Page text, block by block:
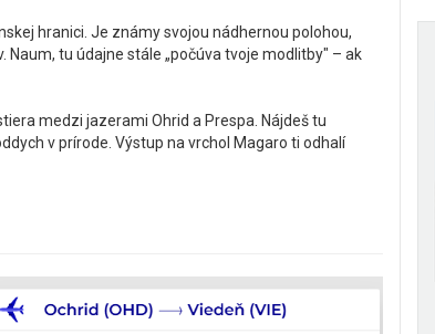
hranici. Je známy svojou nádhernou polohou,
tu údajne stále „počúva tvoje modlitby" – ak
medzi jazerami Ohrid a Prespa. Nájdeš tu
v prírode. Výstup na vrchol Magaro ti odhalí